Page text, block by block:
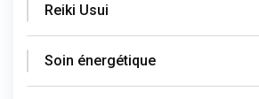
Reiki Usui
Soin énergétique